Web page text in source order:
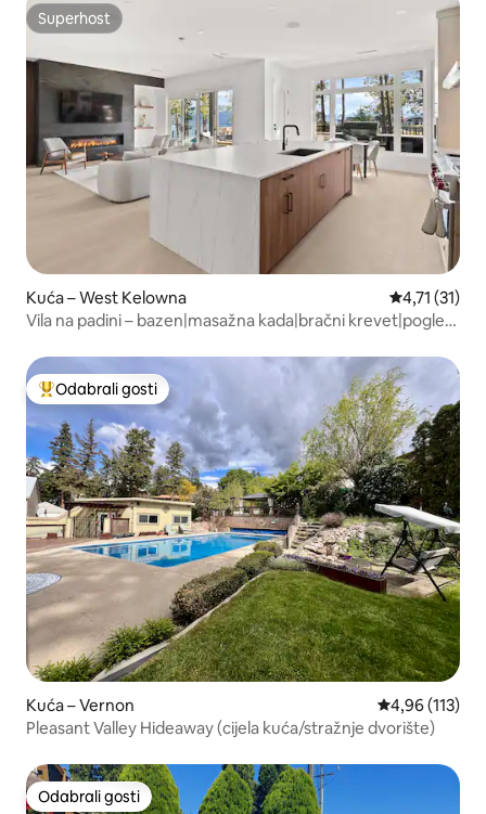
Superhost
Superhost
Kuća – West Kelowna Prosječna
4,71 (31)
Vila na padini – bazen|masažna kada|bračni krevet|pogled
Među najviše rangiranima s oznakom „Odabrali gosti”
Odabrali gosti
Kuća – Vernon Prosječna
4,96 (113)
Pleasant Valley Hideaway (cijela kuća/stražnje dvorište)
Odabrali gosti
Odabrali gosti